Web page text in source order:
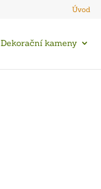
Úvod
Dekorační kameny